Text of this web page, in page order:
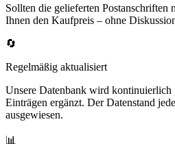
Sollten die gelieferten Postanschriften
Ihnen den Kaufpreis – ohne
🔄
Regelmäßig aktualisiert
Unsere Datenbank wird kontinuierlich
Einträgen ergänzt. Der Datenstand
ausgewiesen.
📊